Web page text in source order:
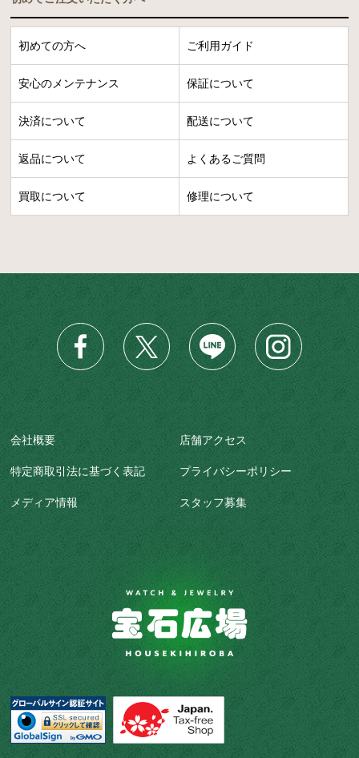
初めての方へ ご利用ガイド
安心のメンテナンス 保証について
決済について 配送について
返品について よくあるご質問
買取について 修理について
会社概要 店舗アクセス
特定商取引法に基づく表記 プライバシーポリシー
メディア情報 スタッフ募集